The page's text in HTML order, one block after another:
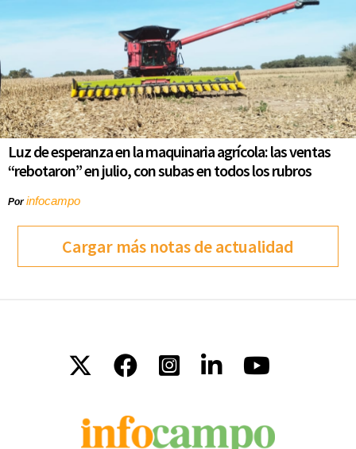
Luz de esperanza en la maquinaria agrícola: las ventas
“rebotaron” en julio, con subas en todos los rubros
Porinfocampo
Cargar más notas de actualidad